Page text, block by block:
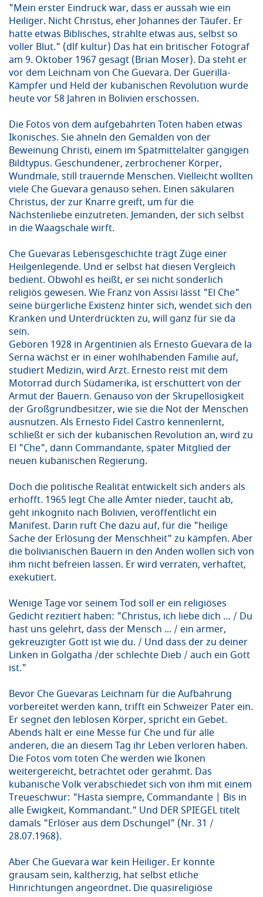
"Mein erster Eindruck war, dass er aussah wie ein
Heiliger. Nicht Christus, eher Johannes der Täufer. Er
hatte etwas Biblisches, strahlte etwas aus, selbst so
voller Blut." (dlf kultur) Das hat ein britischer Fotograf
am 9. Oktober 1967 gesagt (Brian Moser). Da steht er
vor dem Leichnam von Che Guevara. Der Guerilla-
Kämpfer und Held der kubanischen Revolution wurde
heute vor 58 Jahren in Bolivien erschossen.
Die Fotos von dem aufgebahrten Toten haben etwas
Ikonisches. Sie ähneln den Gemälden von der
Beweinung Christi, einem im Spätmittelalter gängigen
Bildtypus. Geschundener, zerbrochener Körper,
Wundmale, still trauernde Menschen. Vielleicht wollten
viele Che Guevara genauso sehen. Einen säkularen
Christus, der zur Knarre greift, um für die
Nächstenliebe einzutreten. Jemanden, der sich selbst
in die Waagschale wirft.
Che Guevaras Lebensgeschichte trägt Züge einer
Heilgenlegende. Und er selbst hat diesen Vergleich
bedient. Obwohl es heißt, er sei nicht sonderlich
religiös gewesen. Wie Franz von Assisi lässt "El Che"
seine bürgerliche Existenz hinter sich, wendet sich den
Kranken und Unterdrückten zu, will ganz für sie da
sein.
Geboren 1928 in Argentinien als Ernesto Guevara de la
Serna wächst er in einer wohlhabenden Familie auf,
studiert Medizin, wird Arzt. Ernesto reist mit dem
Motorrad durch Südamerika, ist erschüttert von der
Armut der Bauern. Genauso von der Skrupellosigkeit
der Großgrundbesitzer, wie sie die Not der Menschen
ausnutzen. Als Ernesto Fidel Castro kennenlernt,
schließt er sich der kubanischen Revolution an, wird zu
El "Che", dann Commandante, später Mitglied der
neuen kubanischen Regierung.
Doch die politische Realität entwickelt sich anders als
erhofft. 1965 legt Che alle Ämter nieder, taucht ab,
geht inkognito nach Bolivien, veröffentlicht ein
Manifest. Darin ruft Che dazu auf, für die "heilige
Sache der Erlösung der Menschheit" zu kämpfen. Aber
die bolivianischen Bauern in den Anden wollen sich von
ihm nicht befreien lassen. Er wird verraten, verhaftet,
exekutiert.
Wenige Tage vor seinem Tod soll er ein religiöses
Gedicht rezitiert haben: "Christus, ich liebe dich … / Du
hast uns gelehrt, dass der Mensch ... / ein armer,
gekreuzigter Gott ist wie du. / Und dass der zu deiner
Linken in Golgatha /der schlechte Dieb / auch ein Gott
ist."
Bevor Che Guevaras Leichnam für die Aufbahrung
vorbereitet werden kann, trifft ein Schweizer Pater ein.
Er segnet den leblosen Körper, spricht ein Gebet.
Abends hält er eine Messe für Che und für alle
anderen, die an diesem Tag ihr Leben verloren haben.
Die Fotos vom toten Che werden wie Ikonen
weitergereicht, betrachtet oder gerahmt. Das
kubanische Volk verabschiedet sich von ihm mit einem
Treueschwur: "Hasta siempre, Commandante | Bis in
alle Ewigkeit, Kommandant." Und DER SPIEGEL titelt
damals "Erlöser aus dem Dschungel" (Nr. 31 /
28.07.1968).
Aber Che Guevara war kein Heiliger. Er konnte
grausam sein, kaltherzig, hat selbst etliche
Hinrichtungen angeordnet. Die quasireligiöse